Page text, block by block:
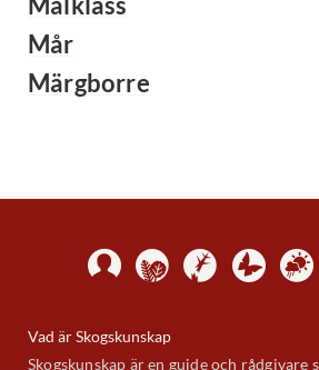
Mår
Märgborre
Vad är Skogskunskap
Skogskunskap är en guide och rådgivare